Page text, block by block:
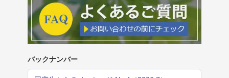
バックナンバー